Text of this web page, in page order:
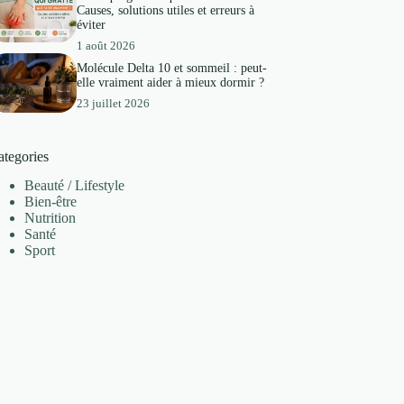
Causes, solutions utiles et erreurs à
éviter
1 août 2026
Molécule Delta 10 et sommeil : peut-
elle vraiment aider à mieux dormir ?
23 juillet 2026
Beauté / Lifestyle
Bien-être
Nutrition
Santé
Sport